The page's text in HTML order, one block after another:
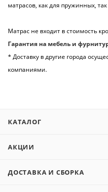
матрасов, как для пружинных,
Матрас не входит в стоимость
Гарантия на мебель и
* Доставку в другие города
компаниями.
КАТАЛОГ
АКЦИИ
ДОСТАВКА И СБОРКА